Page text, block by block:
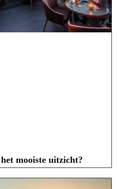
mooiste uitzicht?